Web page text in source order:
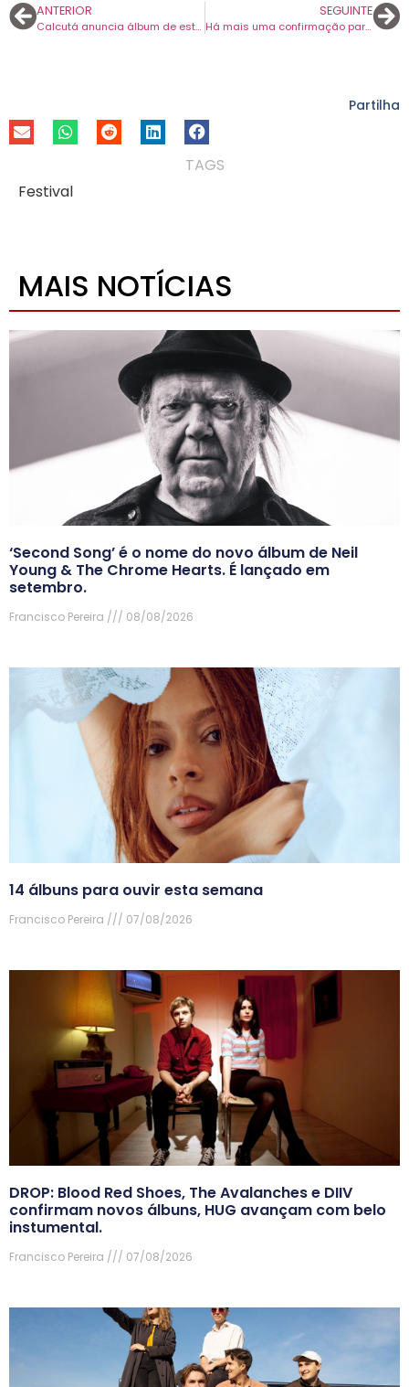
ANTERIOR
Calcutá anuncia álbum de estreia para janeiro. É o segundo disco editado pela Ovo Estrelado.
SEGUINTE
Há mais uma confirmação para o NOS Alive 2026. TOMORA estreiam-se em Portugal.
Partilha
TAGS
Festival
MAIS NOTÍCIAS
‘Second Song’ é o nome do novo álbum de Neil
Young & The Chrome Hearts. É lançado em
setembro.
Francisco Pereira 08/08/2026
14 álbuns para ouvir esta semana
Francisco Pereira 07/08/2026
DROP: Blood Red Shoes, The Avalanches e DIIV
confirmam novos álbuns, HUG avançam com belo
instumental.
Francisco Pereira 07/08/2026